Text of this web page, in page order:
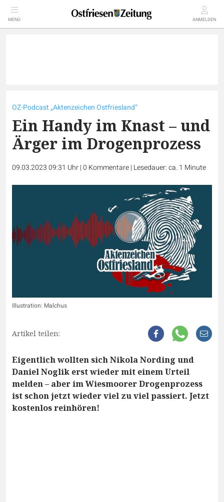
MENÜ ANMELDEN
OZ-Podcast „Aktenzeichen Ostfriesland“
Ein Handy im Knast – und
Ärger im Drogenprozess
09.03.2023 09:31 Uhr|0 Kommentare| Lesedauer: ca. 1 Minute
Illustration: Malchus
Artikel teilen:
Eigentlich wollten sich Nikola Nording und
Daniel Noglik erst wieder mit einem Urteil
melden – aber im Wiesmoorer Drogenprozess
ist schon jetzt wieder viel zu viel passiert. Jetzt
kostenlos reinhören!